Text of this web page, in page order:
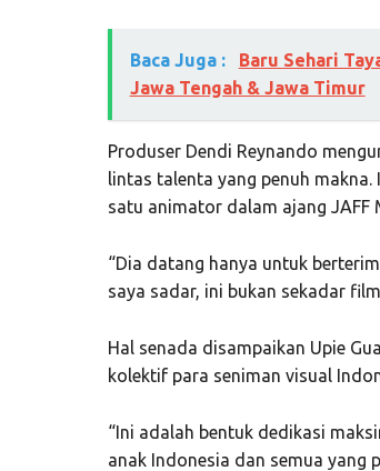
Baca Juga :
Baru Sehari
Jawa Tengah & Jawa Timur
Produser Dendi Reynando
lintas talenta yang penuh
satu animator dalam ajang JAFF
“Dia datang hanya untuk
saya sadar, ini bukan sekadar
Hal senada disampaikan Upie
kolektif para seniman visual
“Ini adalah bentuk dedikasi
anak Indonesia dan semua yang